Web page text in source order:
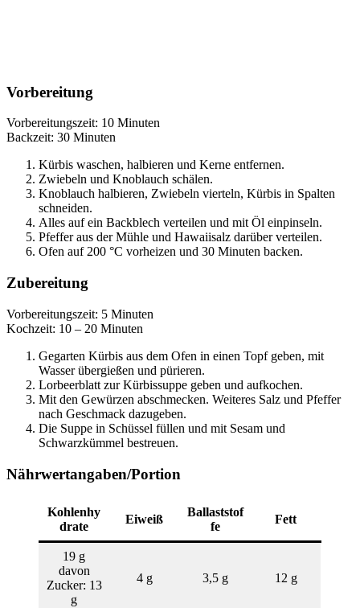
Vorbereitung
Vorbereitungszeit: 10 Minuten
Backzeit: 30 Minuten
Kürbis waschen, halbieren und Kerne entfernen.
Zwiebeln und Knoblauch schälen.
Knoblauch halbieren, Zwiebeln vierteln, Kürbis in Spalten
schneiden.
Alles auf ein Backblech verteilen und mit Öl einpinseln.
Pfeffer aus der Mühle und Hawaiisalz darüber verteilen.
Ofen auf 200 °C vorheizen und 30 Minuten backen.
Zubereitung
Vorbereitungszeit: 5 Minuten
Kochzeit: 10 – 20 Minuten
Gegarten Kürbis aus dem Ofen in einen Topf geben, mit
Wasser übergießen und pürieren.
Lorbeerblatt zur Kürbissuppe geben und aufkochen.
Mit den Gewürzen abschmecken. Weiteres Salz und Pfeffer
nach Geschmack dazugeben.
Die Suppe in Schüssel füllen und mit Sesam und
Schwarzkümmel bestreuen.
Nährwertangaben/Portion
Kohlenhy
drate
Eiweiß
Ballaststof
fe
Fett
19 g
davon
Zucker: 13
g
4 g 3,5 g 12 g